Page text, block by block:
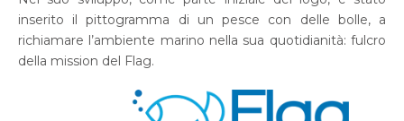
inserito il pittogramma di un pesce con delle bolle, a
richiamare l’ambiente marino nella sua quotidianità: fulcro
della mission del Flag.